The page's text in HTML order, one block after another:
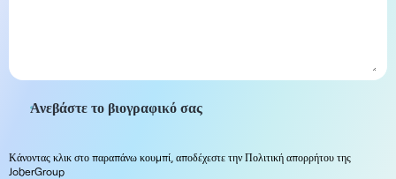
Ανεβάστε το βιογραφικό σας
Κάνοντας κλικ στο παραπάνω κουμπί, αποδέχεστε την Πολιτική απορρήτου της
JoberGroup